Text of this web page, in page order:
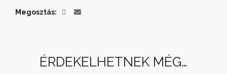
Megosztás
ÉRDEKELHETNEK MÉG…